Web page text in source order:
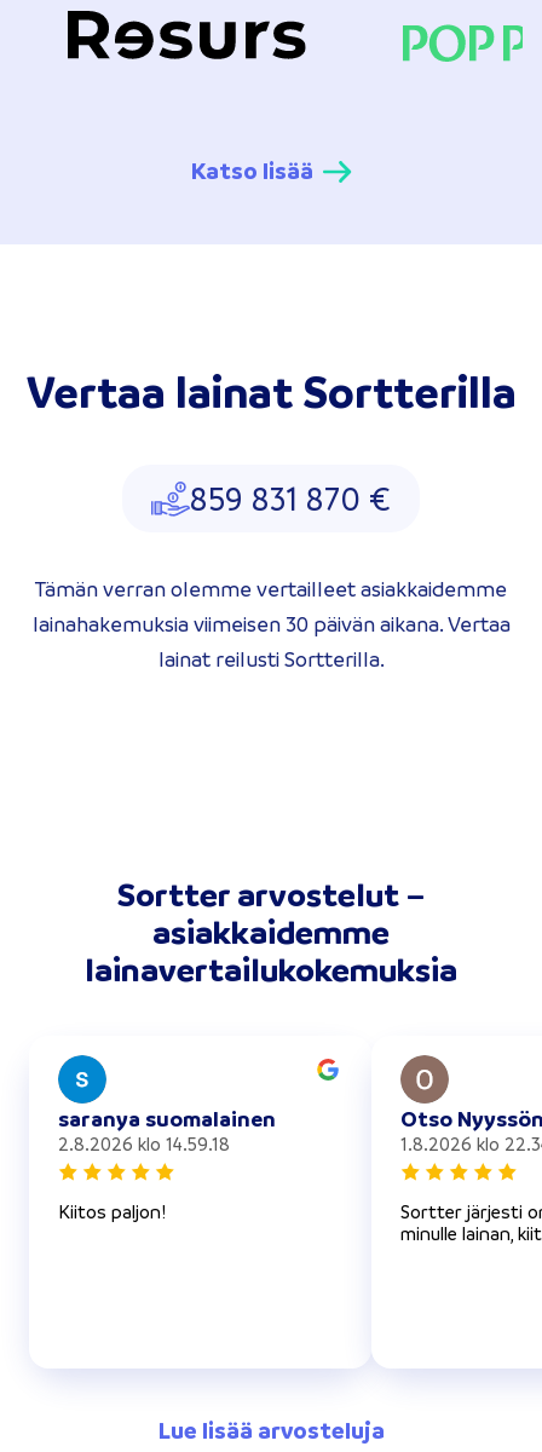
Katso lisää
Vertaa lainat Sortterilla
859 831 870 €
Tämän verran olemme vertailleet asiakkaidemme
lainahakemuksia viimeisen 30 päivän aikana. Vertaa
lainat reilusti Sortterilla.
Sortter arvostelut –
asiakkaidemme
lainavertailukokemuksia
saranya suomalainen
2.8.2026 klo 14.59.18
Kiitos paljon!
Otso
1.8.2026 klo
Sortter järjesti
minulle lainan,
Lue lisää arvosteluja